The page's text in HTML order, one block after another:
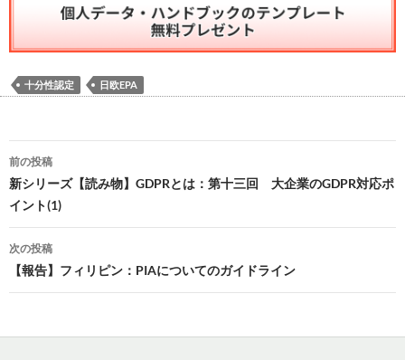
十分性認定 日欧EPA
投
稿
ナ
ビ
ゲ
シ
前の投稿
新シリーズ【読み物】GDPRとは：第十三回 大企業のGDPR対応ポ
イント(1)
次の投稿
【報告】フィリピン：PIAについてのガイドライン